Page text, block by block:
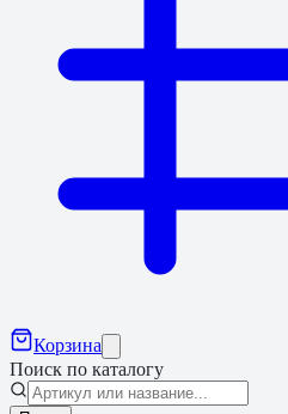
Корзина
Поиск по каталогу